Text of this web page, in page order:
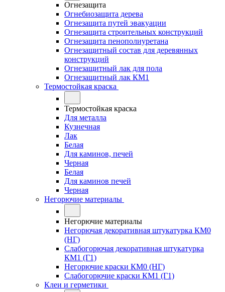
Огнезащита
Огнебиозащита дерева
Огнезащита путей эвакуации
Огнезащита строительных конструкций
Огнезащита пенополиуретана
Огнезащитный состав для деревянных
конструкций
Огнезащитный лак для пола
Огнезащитный лак КМ1
Термостойкая краска
Термостойкая краска
Для металла
Кузнечная
Лак
Белая
Для каминов, печей
Черная
Белая
Для каминов печей
Черная
Негорючие материалы
Негорючие материалы
Негорючая декоративная штукатурка КМ0
(НГ)
Слабогорючая декоративная штукатурка
КМ1 (Г1)
Негорючие краски КМ0 (НГ)
Слабогорючие краски КМ1 (Г1)
Клеи и герметики